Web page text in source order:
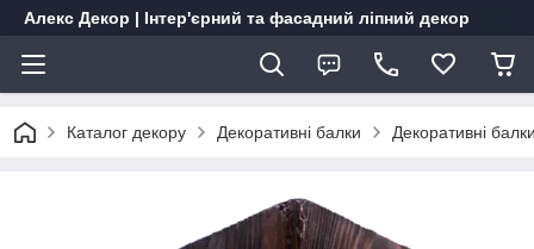
Алекс Декор | Інтер'єрний та фасадний ліпний декор
Каталог декору Декоративні балки Декоративні